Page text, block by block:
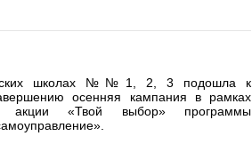
школах №№1, 2, 3 подошла к
осенняя кампания в рамках
акции «Твой выбор» программы